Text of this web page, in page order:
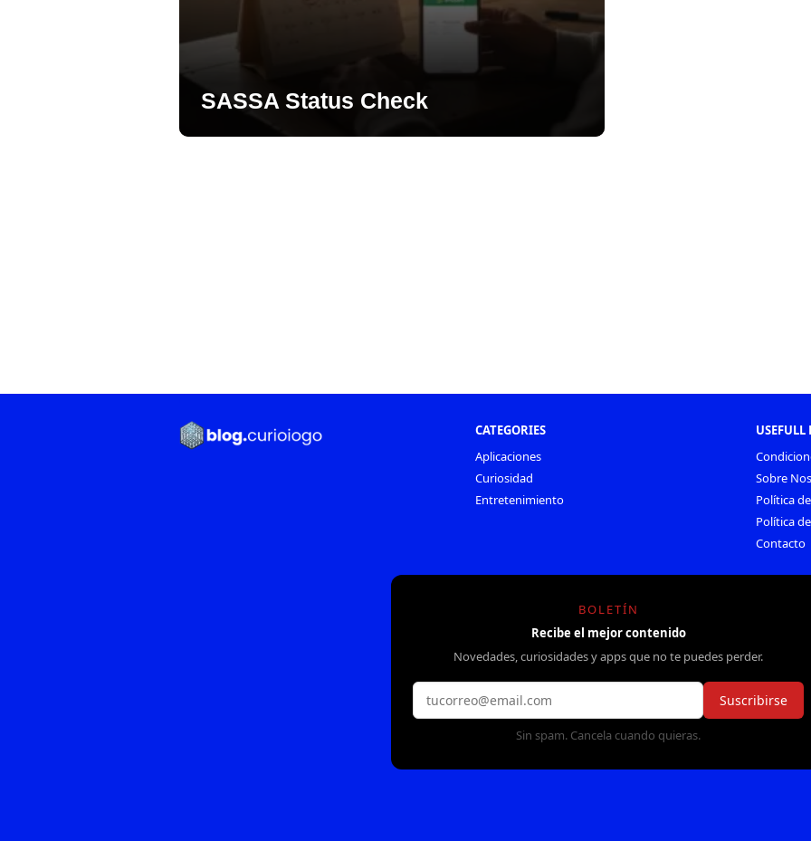
SASSA Status Check
CATEGORIES
Aplicaciones
Curiosidad
Entretenimiento
USEFULL
Sobre
Política
Política
Contacto
BOLETÍN
Recibe el mejor contenido
Novedades, curiosidades y apps que no te puedes perder.
Suscribirse
Sin spam. Cancela cuando quieras.